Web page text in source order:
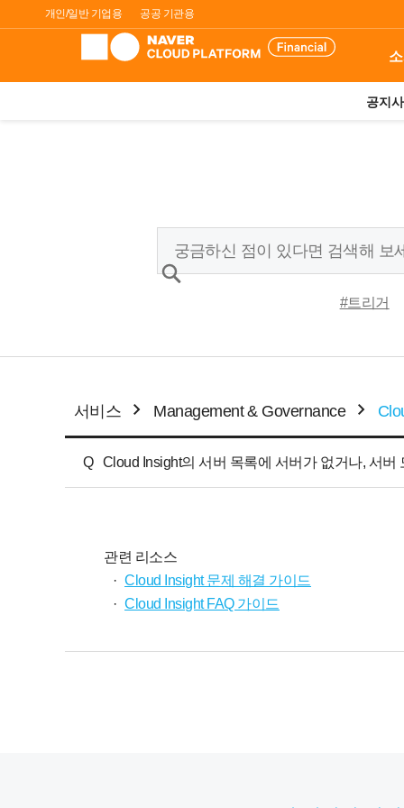
개인/일반 기업용 공공 기관용
공지
#트리거
서비스 Management & Governance
Q Cloud Insight의 서버 목록에 서버가 없거나, 서
관련 리소스
· Cloud Insight 문제 해결 가이드
· Cloud Insight FAQ 가이드